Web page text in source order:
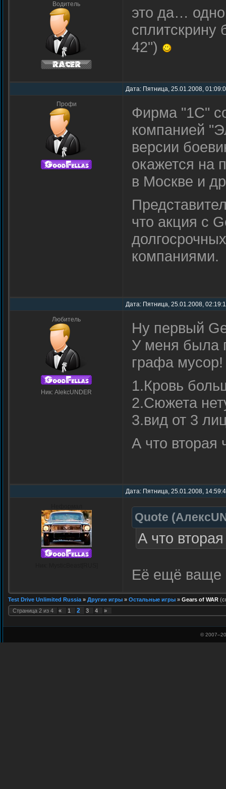
Водитель
это да…
сплитскрину
42")
Дата: Пятница, 25.01.2008,
Профи
Фирма "1С"
компанией
версии
окажется на
в Москве и
что акция с
компаниями.
Дата: Пятница, 25.01.2008,
Любитель
Ник: AlekcUNDER
Ну первый
У меня была
графа мусор!
1.Кровь
2.Сюжета
3.вид от 3
А что вторая
Дата: Пятница, 25.01.2008,
Quote (
А что
Её ещё ваще
Test Drive Unlimited Russia » Другие игры » Остальные игры » Gears of WAR
Страница 2 из 4 « 1 2 3 4 »
© 2007–